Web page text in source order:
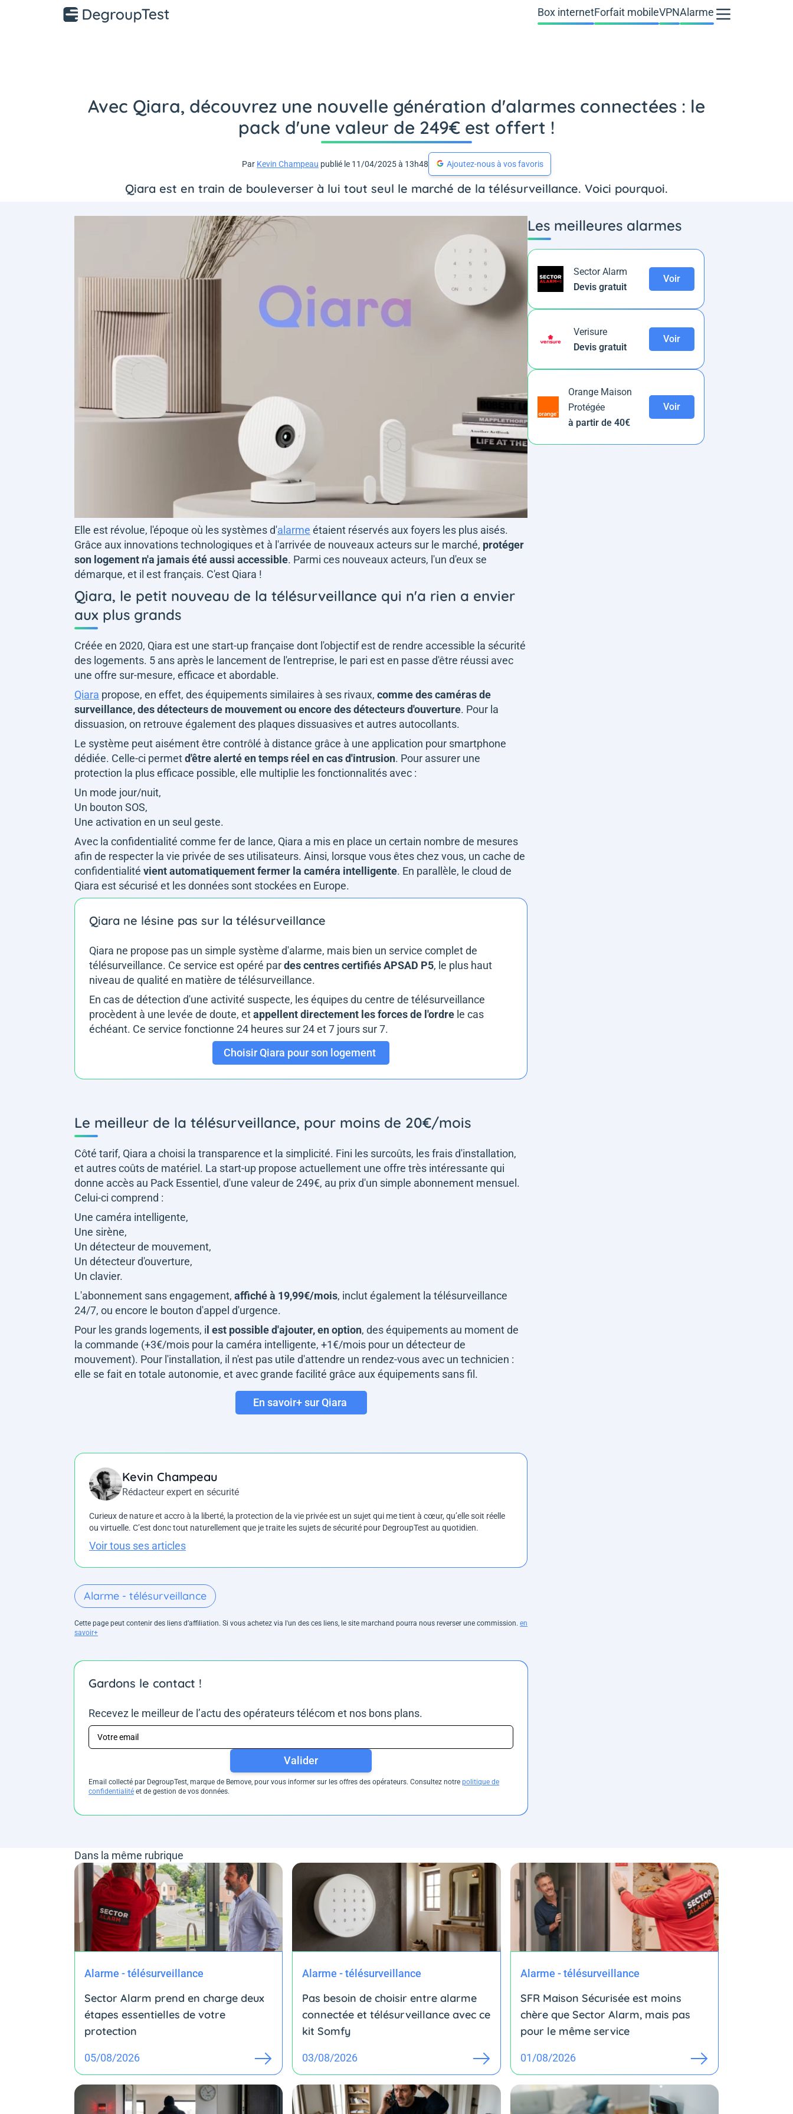
Box internetForfait mobileVPNAlarme
Avec Qiara, découvrez une nouvelle génération d'alarmes connectées : le
pack d'une valeur de 249€ est offert !
Par Kevin Champeau publié le 11/04/2025 à 13h48 Ajoutez-nous à vos favoris
Qiara est en train de bouleverser à lui tout seul le marché de la télésurveillance. Voici pourquoi.
Elle est révolue, l'époque où les systèmes d'alarme étaient réservés aux foyers les plus aisés.
Grâce aux innovations technologiques et à l'arrivée de nouveaux acteurs sur le marché, protéger
son logement n'a jamais été aussi accessible. Parmi ces nouveaux acteurs, l'un d'eux se
démarque, et il est français. C'est Qiara !
Qiara, le petit nouveau de la télésurveillance qui n'a rien a envier
aux plus grands
Créée en 2020, Qiara est une start-up française dont l'objectif est de rendre accessible la sécurité
des logements. 5 ans après le lancement de l'entreprise, le pari est en passe d'être réussi avec
une offre sur-mesure, efficace et abordable.
Qiara propose, en effet, des équipements similaires à ses rivaux, comme des caméras de
surveillance, des détecteurs de mouvement ou encore des détecteurs d'ouverture. Pour la
dissuasion, on retrouve également des plaques dissuasives et autres autocollants.
Le système peut aisément être contrôlé à distance grâce à une application pour smartphone
dédiée. Celle-ci permetd'être alerté en temps réel en cas d'intrusion. Pour assurer une
protection la plus efficace possible, elle multiplie les fonctionnalités avec :
Un mode jour/nuit,
Un bouton SOS,
Une activation en un seul geste.
Avec la confidentialité comme fer de lance, Qiara a mis en place un certain nombre de mesures
afin de respecter la vie privée de ses utilisateurs. Ainsi, lorsque vous êtes chez vous, un cache de
confidentialité vient automatiquement fermer la caméra intelligente. En parallèle, le cloud de
Qiara est sécurisé et les données sont stockées en Europe.
Qiara ne lésine pas sur la télésurveillance
Qiara ne propose pas un simple système d'alarme, mais bien un service complet de
télésurveillance. Ce service est opéré pardes centres certifiés APSAD P5, le plus haut
niveau de qualité en matière de télésurveillance.
En cas de détection d'une activité suspecte, les équipes du centre de télésurveillance
procèdent à une levée de doute, etappellent directement les forces de l'ordre le cas
échéant. Ce service fonctionne 24 heures sur 24 et 7 jours sur 7.
Choisir Qiara pour son logement
Le meilleur de la télésurveillance, pour moins de 20€/mois
Côté tarif, Qiara a choisi la transparence et la simplicité. Fini les surcoûts, les frais d'installation,
et autres coûts de matériel. La start-up propose actuellement une offre très intéressante qui
donne accès au Pack Essentiel, d'une valeur de 249€, au prix d'un simple abonnement mensuel.
Celui-ci comprend :
Une caméra intelligente,
Une sirène,
Un détecteur de mouvement,
Un détecteur d'ouverture,
Un clavier.
L'abonnement sans engagement, affiché à 19,99€/mois, inclut également la télésurveillance
24/7, ou encore le bouton d'appel d'urgence.
Pour les grands logements, il est possible d'ajouter, en option, des équipements au moment de
la commande (+3€/mois pour la caméra intelligente, +1€/mois pour un détecteur de
mouvement). Pour l'installation, il n'est pas utile d'attendre un rendez-vous avec un technicien :
elle se fait en totale autonomie, et avec grande facilité grâce aux équipements sans fil.
En savoir+ sur Qiara
Kevin Champeau
Rédacteur expert en sécurité
Curieux de nature et accro à la liberté, la protection de la vie privée est un sujet qui me tient à cœur, qu’elle soit réelle
ou virtuelle. C’est donc tout naturellement que je traite les sujets de sécurité pour DegroupTest au quotidien.
Voir tous ses articles
Alarme - télésurveillance
Cette page peut contenir des liens d’affiliation. Si vous achetez via l'un des ces liens, le site marchand pourra nous reverser une commission. en
savoir+
Gardons le contact !
Recevez le meilleur de l’actu des opérateurs télécom et nos bons plans.
Valider
Email collecté par DegroupTest, marque de Bemove, pour vous informer sur les offres des opérateurs. Consultez notre politique de
confidentialité et de gestion de vos données.
Les meilleures alarmes
Sector Alarm
Devis gratuit
Voir
Verisure
Devis gratuit
Voir
Orange Maison
Protégée
à partir de 40€
Voir
Dans la même rubrique
Alarme - télésurveillance
Sector Alarm prend en charge deux
étapes essentielles de votre
protection
05/08/2026
Alarme - télésurveillance
Pas besoin de choisir entre alarme
connectée et télésurveillance avec ce
kit Somfy
03/08/2026
Alarme - télésurveillance
SFR Maison Sécurisée est moins
chère que Sector Alarm, mais pas
pour le même service
01/08/2026